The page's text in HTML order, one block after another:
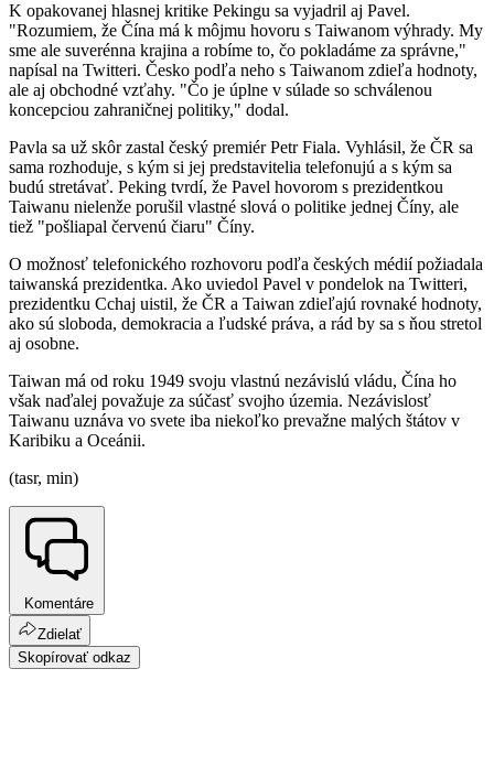
K opakovanej hlasnej kritike Pekingu sa vyjadril aj Pavel.
"Rozumiem, že Čína má k môjmu hovoru s Taiwanom výhrady. My
sme ale suverénna krajina a robíme to, čo pokladáme za správne,"
napísal na Twitteri. Česko podľa neho s Taiwanom zdieľa hodnoty,
ale aj obchodné vzťahy. "Čo je úplne v súlade so schválenou
koncepciou zahraničnej politiky," dodal.
Pavla sa už skôr zastal český premiér Petr Fiala. Vyhlásil, že ČR sa
sama rozhoduje, s kým si jej predstavitelia telefonujú a s kým sa
budú stretávať. Peking tvrdí, že Pavel hovorom s prezidentkou
Taiwanu nielenže porušil vlastné slová o politike jednej Číny, ale
tiež "pošliapal červenú čiaru" Číny.
O možnosť telefonického rozhovoru podľa českých médií požiadala
taiwanská prezidentka. Ako uviedol Pavel v pondelok na Twitteri,
prezidentku Cchaj uistil, že ČR a Taiwan zdieľajú rovnaké hodnoty,
ako sú sloboda, demokracia a ľudské práva, a rád by sa s ňou stretol
aj osobne.
Taiwan má od roku 1949 svoju vlastnú nezávislú vládu, Čína ho
však naďalej považuje za súčasť svojho územia. Nezávislosť
Taiwanu uznáva vo svete iba niekoľko prevažne malých štátov v
Karibiku a Oceánii.
(tasr, min)
Komentáre
Zdielať
Skopírovať odkaz